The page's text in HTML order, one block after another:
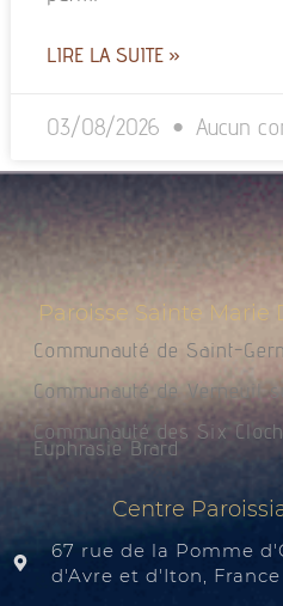
LIRE LA SUITE »
03/08/2026 Aucun
Paroisse Sainte Marie
Communauté de Saint-
Communauté de Verneuil
Communauté des Six
Euphrasie Brard
Centre
67 rue de la Pomme
d'Avre et d'Iton, France